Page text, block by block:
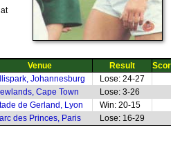
Venue Result
Johannesburg Lose: 24-27
Cape Town Lose: 3-26
de Gerland, Lyon Win: 20-15
des Princes, Paris Lose: 16-29